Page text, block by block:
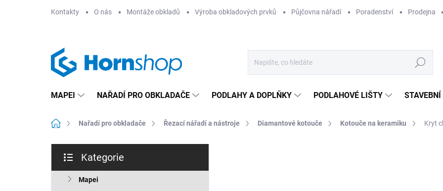
Kontakty O nás Montáže obkladů Výroba obkladových prvků Půjčovna nářadí Poradenství Prodejna
Hledat
MAPEI NAŘADÍ PRO OBKLADAČE PODLAHY A DOPLŇKY PODLAHOVÉ LIŠTY
Domů Nařadí pro obkladače Řezací nářadí a nástroje Diamantové kotouče Kotouče na keramiku Kryt
s
kategorie
Kategorie
Mapei